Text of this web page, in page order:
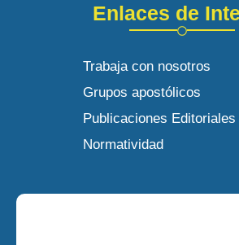
Enlaces de
Trabaja con nosotros
Grupos apostólicos
Publicaciones Editoriales
Normatividad